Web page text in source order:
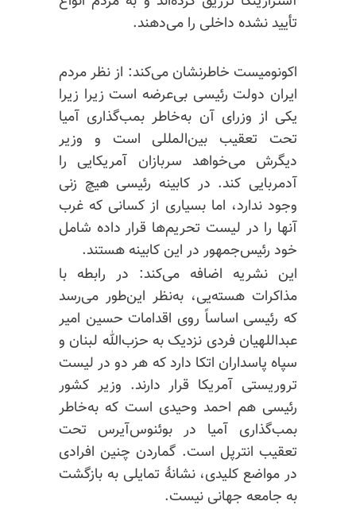
تأیید نشده داخلی را می‌دهند.
اکونومیست خاطرنشان می‌کند: از نظر مردم
ایران دولت رئیسی بی‌عرضه است زیرا زیرا
یکی از وزرای آن به‌خاطر بمب‌گذاری آمیا
تحت تعقیب بین‌المللی است و وزیر
دیگرش می‌خواهد سربازان آمریکایی را
آدمربایی کند. در کابینه رئیسی هیچ زنی
وجود ندارد، اما بسیاری از کسانی که غرب
آنها را در لیست تحریم‌ها قرار داده شامل
خود رئیس‌جمهور در این کابینه هستند.
این نشریه اضافه می‌کند: در رابطه با
مذاکرات هسته‌یی، به‌نظر این‌طور می‌رسد
که رئیسی اساساً روی اقدامات حسین امیر
عبداللهیان فردی نزدیک به حزب‌الله لبنان و
سپاه پاسداران اتکا دارد که هر دو در لیست
تروریستی آمریکا قرار دارند. وزیر کشور
رئیسی هم احمد وحیدی است که به‌خاطر
بمب‌گذاری آمیا در بوئنوس‌آیرس تحت
تعقیب انترپل است. گماردن چنین افرادی
در مواضع کلیدی، نشانهٔ تمایلی به بازگشت
به جامعه جهانی نیست.